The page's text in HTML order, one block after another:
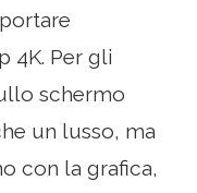
4K. Per gli
schermo
un lusso, ma
con la grafica,